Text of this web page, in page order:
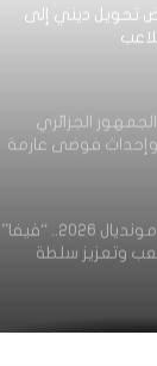
تحويل ديني إلى
الجزائري
وإحداث فوضى عارمة
تعديلات جديدة في مونديال 2026.. “فيفا”
وتعزيز سلطة